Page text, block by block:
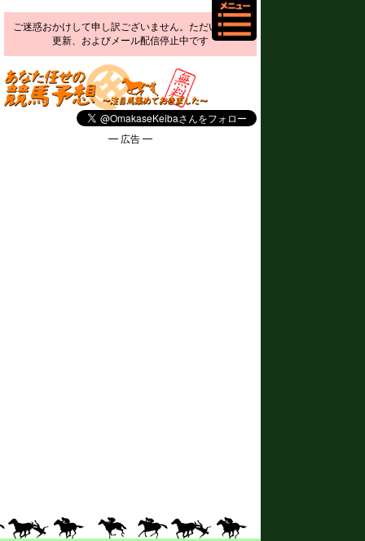
ご迷惑おかけして申し訳ございません。ただいま予想
更新、およびメール配信停止中です
━ 広告 ━